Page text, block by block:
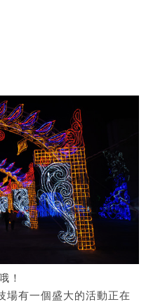
！
場有一個盛大的活動正在